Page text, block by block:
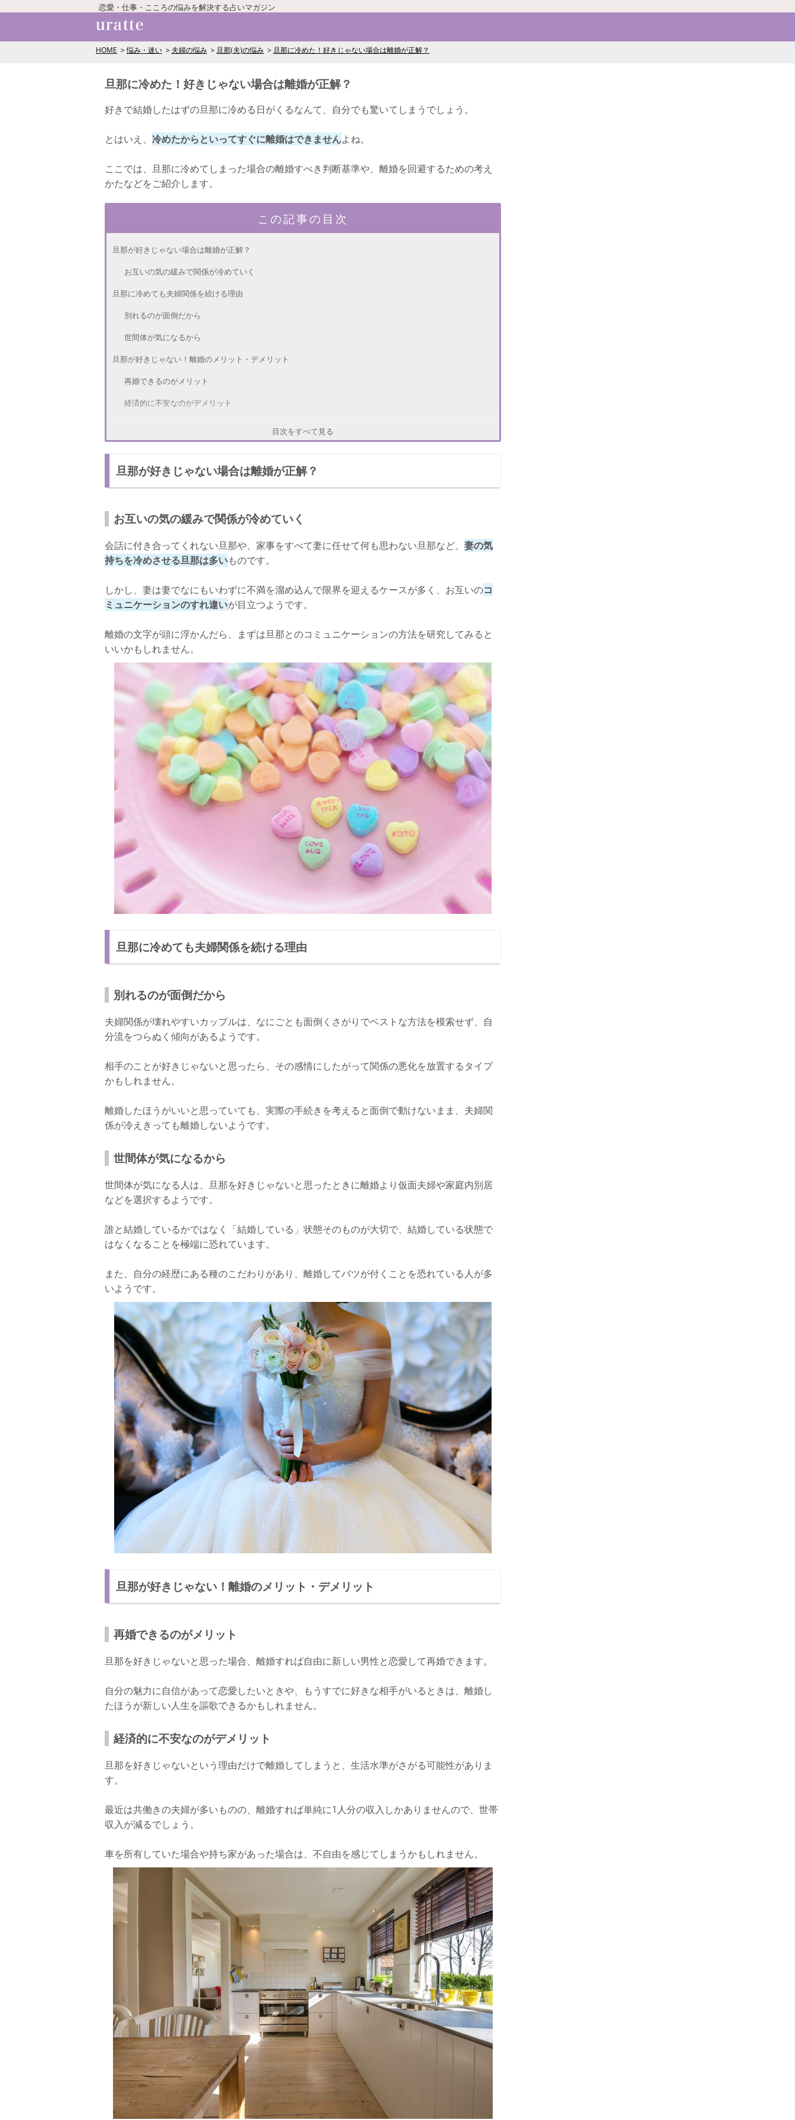
恋愛・仕事・こころの悩みを解決する占いマガジン
HOME 悩み・迷い 夫婦の悩み 旦那(夫)の悩み 旦那に冷めた！好きじゃない場合は離婚が正解？
旦那に冷めた！好きじゃない場合は離婚が正解？
好きで結婚したはずの旦那に冷める日がくるなんて、自分でも驚いてしまうでしょう。
とはいえ、 冷めたからといってすぐに離婚はできませんよね。
ここでは、旦那に冷めてしまった場合の離婚すべき判断基準や、離婚を回避するための考え
かたなどをご紹介します。
この記事の目次
旦那が好きじゃない場合は離婚が正解？
お互いの気の緩みで関係が冷めていく
旦那に冷めても夫婦関係を続ける理由
別れるのが面倒だから
世間体が気になるから
旦那が好きじゃない！離婚のメリット・デメリット
再婚できるのがメリット
経済的に不安なのがデメリット
子供と旦那がうまくいっているかどうか
旦那とスキンシップしたときに自分がどう感じるか
冷めた旦那との離婚を回避する方法
1人の時間を楽しむようにする
目次をすべて見る
旦那が好きじゃない場合は離婚が正解？
お互いの気の緩みで関係が冷めていく
会話に付き合ってくれない旦那や、家事をすべて妻に任せて何も思わない旦那など、 妻の気
持ちを冷めさせる旦那は多いものです。
しかし、妻は妻でなにもいわずに不満を溜め込んで限界を迎えるケースが多く、お互いのコ
ミュニケーションのすれ違いが目立つようです。
離婚の文字が頭に浮かんだら、まずは旦那とのコミュニケーションの方法を研究してみると
いいかもしれません。
旦那に冷めても夫婦関係を続ける理由
別れるのが面倒だから
夫婦関係が壊れやすいカップルは、なにごとも面倒くさがりでベストな方法を模索せず、自
分流をつらぬく傾向があるようです。
相手のことが好きじゃないと思ったら、その感情にしたがって関係の悪化を放置するタイプ
かもしれません。
離婚したほうがいいと思っていても、実際の手続きを考えると面倒で動けないまま、夫婦関
係が冷えきっても離婚しないようです。
世間体が気になるから
世間体が気になる人は、旦那を好きじゃないと思ったときに離婚より仮面夫婦や家庭内別居
などを選択するようです。
誰と結婚しているかではなく「結婚している」状態そのものが大切で、結婚している状態で
はなくなることを極端に恐れています。
また、自分の経歴にある種のこだわりがあり、離婚してバツが付くことを恐れている人が多
いようです。
旦那が好きじゃない！離婚のメリット・デメリット
再婚できるのがメリット
旦那を好きじゃないと思った場合、離婚すれば自由に新しい男性と恋愛して再婚できます。
自分の魅力に自信があって恋愛したいときや、もうすでに好きな相手がいるときは、離婚し
たほうが新しい人生を謳歌できるかもしれません。
経済的に不安なのがデメリット
旦那を好きじゃないという理由だけで離婚してしまうと、生活水準がさがる可能性がありま
す。
最近は共働きの夫婦が多いものの、離婚すれば単純に1人分の収入しかありませんので、世帯
収入が減るでしょう。
車を所有していた場合や持ち家があった場合は、不自由を感じてしまうかもしれません。